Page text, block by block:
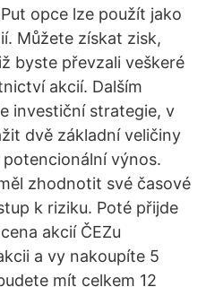
opce lze použít jako
Můžete získat zisk,
byste převzali veškeré
akcií. Dalším
investiční strategie, v
dvě základní veličiny
výnos.
zhodnotit své časové
k riziku. Poté přijde
akcií ČEZu
a vy nakoupíte 5
mít celkem 12